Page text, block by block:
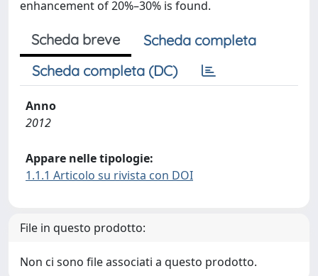
enhancement of 20%–30% is found.
Scheda breve
Scheda completa
Scheda completa (DC)
Anno
2012
Appare nelle tipologie:
1.1.1 Articolo su rivista con DOI
File in questo prodotto:
Non ci sono file associati a questo prodotto.